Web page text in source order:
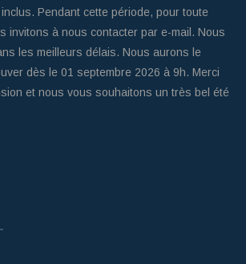
Pendant cette période, pour toute
invitons à nous contacter par e-mail. Nous
les meilleurs délais. Nous aurons le
dès le 01 septembre 2026 à 9h. Merci
et nous vous souhaitons un très bel été